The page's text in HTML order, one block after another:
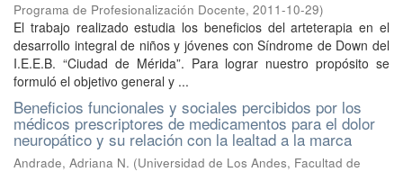
Programa de Profesionalización Docente, 2011-10-29)
El trabajo realizado estudia los beneficios del arteterapia en el
desarrollo integral de niños y jóvenes con Síndrome de Down del
I.E.E.B. “Ciudad de Mérida”. Para lograr nuestro propósito se
formuló el objetivo general y ...
Beneficios funcionales y sociales percibidos por los
médicos prescriptores de medicamentos para el dolor
neuropático y su relación con la lealtad a la marca
Andrade, Adriana N. (Universidad de Los Andes, Facultad de